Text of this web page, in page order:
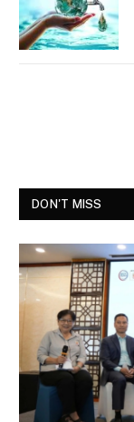
DON'T MISS